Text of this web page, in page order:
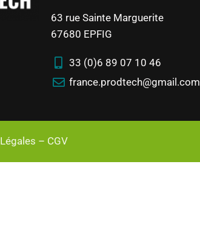
63 rue Sainte Marguerite
67680 EPFIG
33 (0)6 89 07 10 46
france.prodtech@gmail.com
– CGV